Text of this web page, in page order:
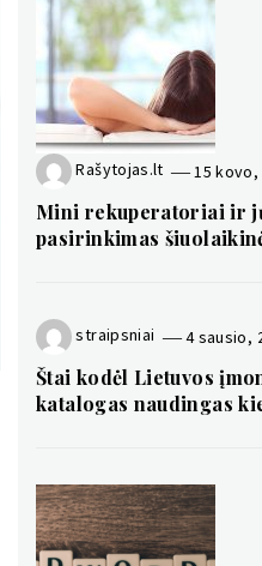
Rašytojas.lt 15 kovo,
Mini rekuperatoriai ir
pasirinkimas
straipsniai 4 sausio,
Štai kodėl Lietuvos
katalogas naudingas